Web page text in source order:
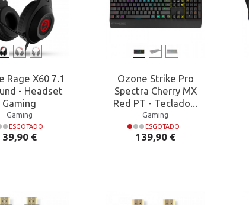
Rage X60 7.1
- Headset
Gaming
Gaming
ESGOTADO
Preço
39,90 €
Ozone Strike Pro
Spectra Cherry MX
Red PT - Teclado...
Gaming
ESGOTADO
Preço
139,90 €